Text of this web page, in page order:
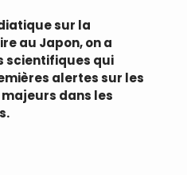
sur la
au Japon, on a
scientifiques qui
alertes sur les
dans les